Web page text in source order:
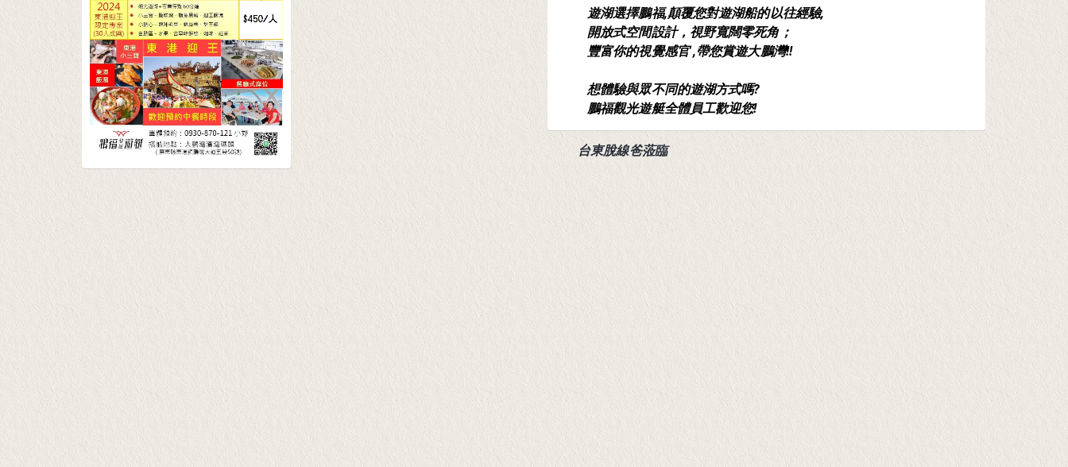
遊湖選擇鵬福,顛覆您對遊湖船的以往經驗,
開放式空間設計，視野寬闊零死角；
豐富你的視覺感官 ,帶您賞遊大鵬灣!!
想體驗與眾不同的遊湖方式嗎?
鵬福觀光遊艇全體員工歡迎您!
台東脫線爸蒞臨
他可
表示